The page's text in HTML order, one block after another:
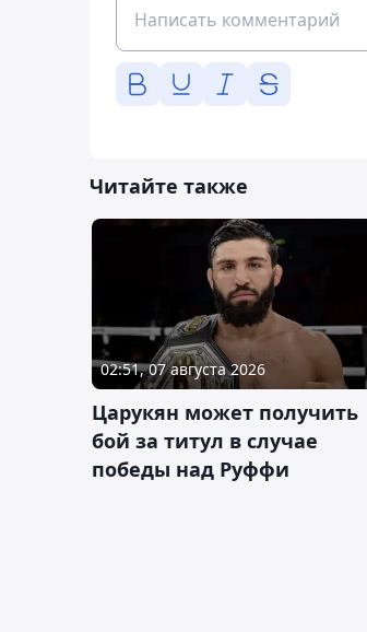
Читайте также
02:51, 07 августа 2026
Царукян может получить
бой за титул в случае
победы над Руффи